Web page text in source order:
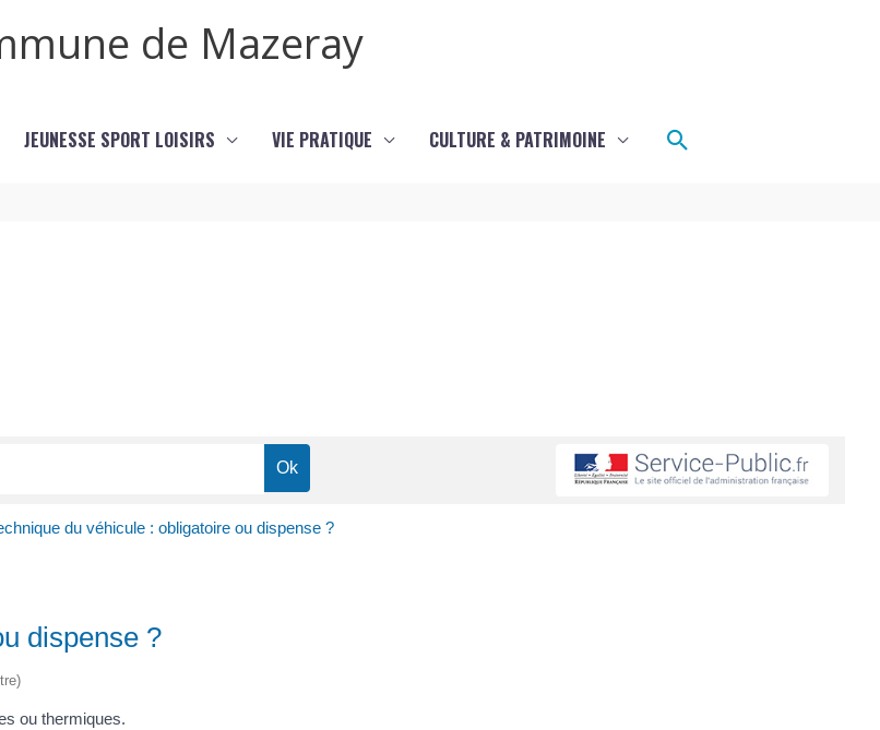
de Mazeray
JEUNESSE SPORT LOISIRS VIE PRATIQUE CULTURE & PATRIMOINE Rechercher
du véhicule : obligatoire ou dispense ?
dispense ?
ou thermiques.